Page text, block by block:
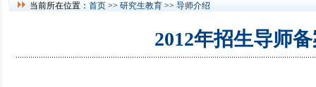
当前所在位置： 首页 >> 研究生教育 >> 导师介绍
2012年招生导师